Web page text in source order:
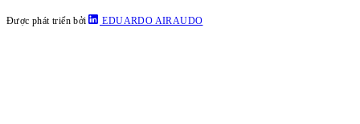
Được phát triển bởi EDUARDO AIRAUDO